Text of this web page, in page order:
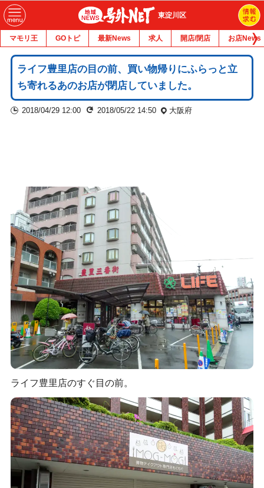
東淀川区
マモリ王 GOトピ 最新News 求人 開店/閉店 お店News
ライフ豊里店の目の前、買い物帰りにふらっと立
ち寄れるあのお店が閉店していました。
2018/04/29 12:00 2018/05/22 14:50 大阪府
ライフ豊里店のすぐ目の前。